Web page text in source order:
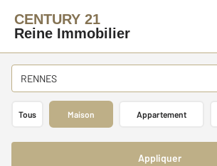
CENTURY 21
Reine Immobilier
RENNES
Tous Maison Appartement
Appliquer